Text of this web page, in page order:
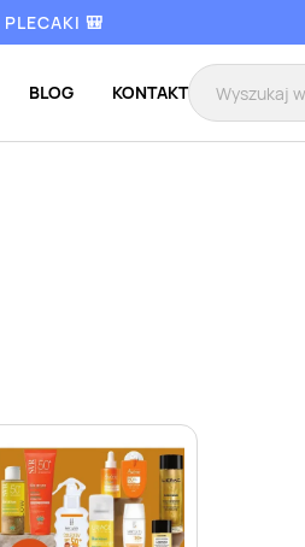
PLECAKI 🎒
BLOG KONTAKT